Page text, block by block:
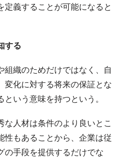
定義することが可能になると
する
組織のためだけではなく、自
変化に対する将来の保証とな
いう意味を持つという。
な人材は条件のより良いとこ
性もあることから、企業は従
の手段を提供するだけでな